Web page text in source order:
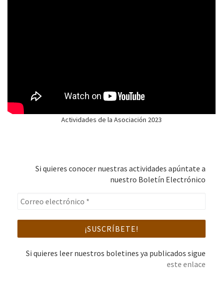
Actividades de la Asociación 2023
Si quieres conocer nuestras actividades apúntate a
nuestro Boletín Electrónico
Si quieres leer nuestros boletines ya publicados sigue
este enlace